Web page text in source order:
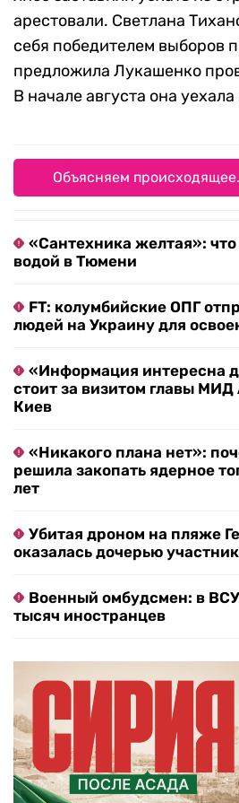
арестовали. Светлана
себя победителем выборов
предложила Лукашенко
В начале августа она
Объясняем происходящее.
«Сантехника желтая»:
водой в Тюмени
FT: колумбийские ОПГ
людей на Украину для
«Информация интересна
стоит за визитом главы
Киев
«Никакого плана нет»:
решила закопать ядерное
лет
Убитая дроном на пляже
оказалась дочерью
Военный омбудсмен: в
тысяч иностранцев